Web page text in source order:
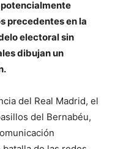
precedentes en la
electoral sin
dibujan un
del Real Madrid, el
del Bernabéu,